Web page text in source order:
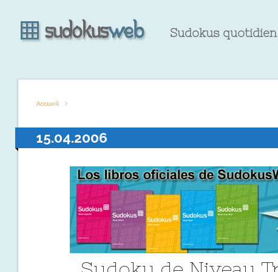
Sudokus
Accueil
15.04.2006